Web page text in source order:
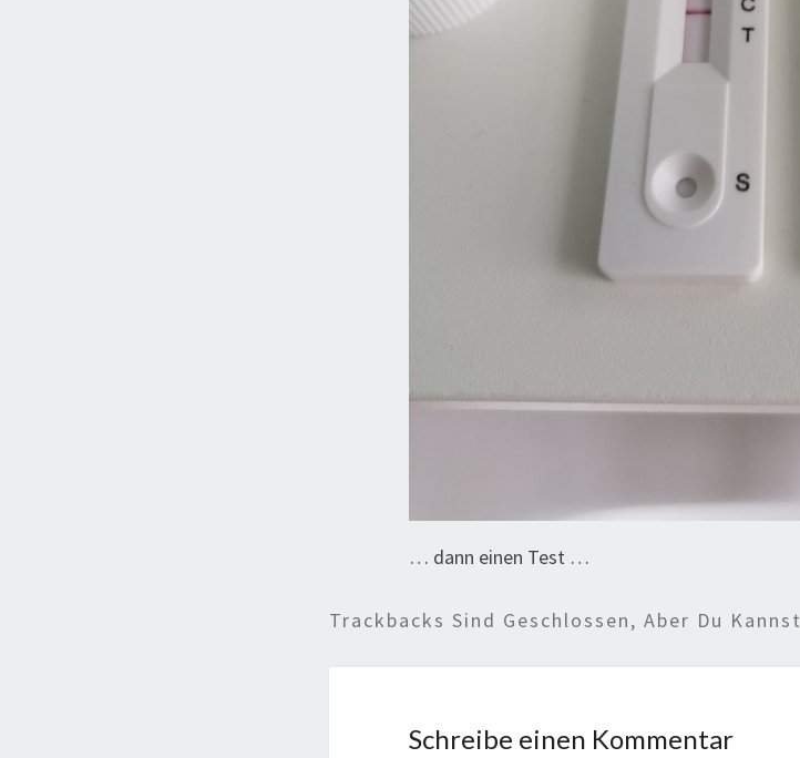
… dann einen Test …
Trackbacks Sind Geschlossen, Aber Du Kannst
Schreibe einen Kommentar